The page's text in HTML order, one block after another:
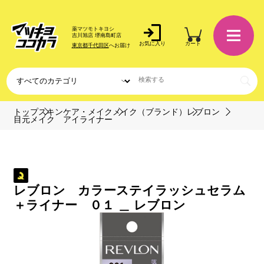
薬マツモトキヨシ
吉川旭店 堺南島町店
東京都千代田区へお届け お気に入り カート
トップスキンケア・メイク メイク（ブランド）
レブロン
目元メイク アイライナー
レブロン カラーステイラッシュセラム
＋ライナー ０１ ＿ レブロン